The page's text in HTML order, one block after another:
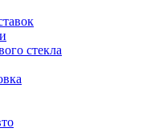
стекла